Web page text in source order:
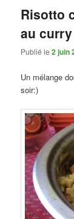
Risotto
au
Publié le2 juin
Un mélange
soir:)